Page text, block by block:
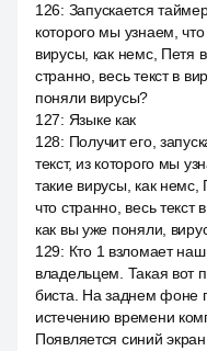
126: Запускается
которого мы узнаем,
вирусы, как немс, Петя
странно, весь текст в
поняли вирусы?
127: Языке как
128: Получит его,
текст, из которого мы
такие вирусы, как немс,
что странно, весь текст
как вы уже поняли,
129: Кто 1 взломает
владельцем. Такая вот
биста. На заднем фоне
истечению времени
Появляется синий